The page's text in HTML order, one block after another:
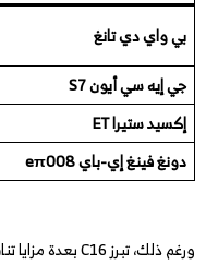
بي واي دي تانغ
جي إيه سي أيون S7
إكسيد ستيرا ET
دونغ فينغ إي-باي eπ008
ورغم ذلك، تبرز C16 بعدة مزايا تنافسية حاسمة: